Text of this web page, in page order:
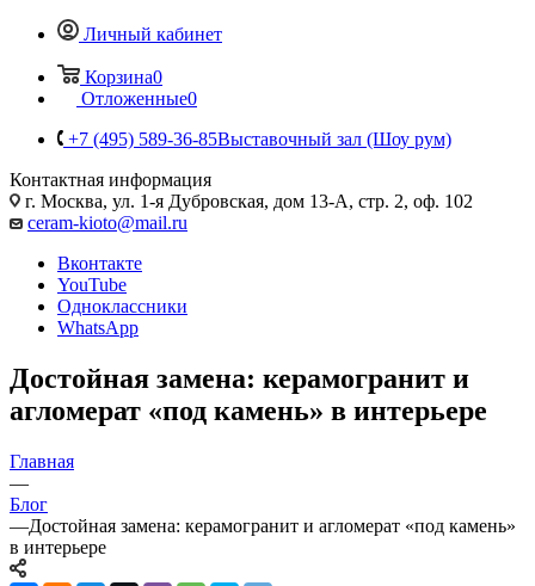
Личный кабинет
Корзина0
Отложенные0
+7 (495) 589-36-85Выставочный зал (Шоу рум)
Контактная информация
г. Москва, ул. 1-я Дубровская, дом 13-А, стр. 2, оф. 102
ceram-kioto@mail.ru
Вконтакте
YouTube
Одноклассники
WhatsApp
Достойная замена: керамогранит и
агломерат «под камень» в интерьере
Главная
—
Блог
—Достойная замена: керамогранит и агломерат «под камень»
в интерьере